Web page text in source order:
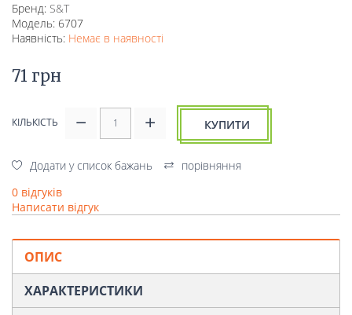
Бренд: S&T
Модель: 6707
Наявність: Немає в наявності
71 грн
КІЛЬКІСТЬ КУПИТИ
Додати у список бажань
порівняння
0 відгуків
Написати відгук
ОПИС
ХАРАКТЕРИСТИКИ